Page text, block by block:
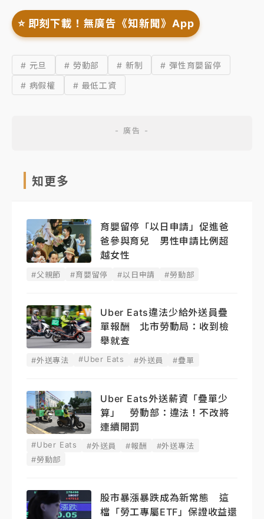
⭐️ 即刻下載！無廣告《知新聞》App
# 元旦 # 勞動部 # 新制
# 彈性育嬰留停
# 病假權
# 最低工資
知更多
育嬰留停「以日申請」促進爸
爸參與育兒 男性申請比例超
越女性
#父親節 #育嬰留停 #以日申請 #勞動部
Uber Eats違法少給外送員疊
單報酬 北市勞動局：收到檢
舉就查
#外送專法 #Uber Eats #外送員 #疊單
Uber Eats外送薪資「疊單少
算」 勞動部：違法！不改將
連續開罰
#Uber Eats #外送員 #報酬
#外送專法
#勞動部
股市暴漲暴跌成為新常態 這
檔「勞工專屬ETF」保證收益還